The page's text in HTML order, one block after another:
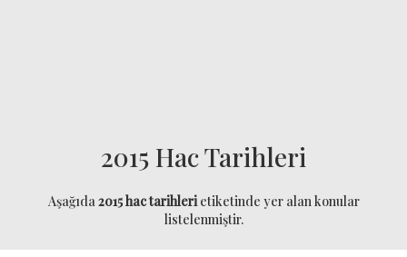
2015 Hac Tarihleri
Aşağıda2015 hac tarihlerietiketinde yer alan konular
listelenmiştir.